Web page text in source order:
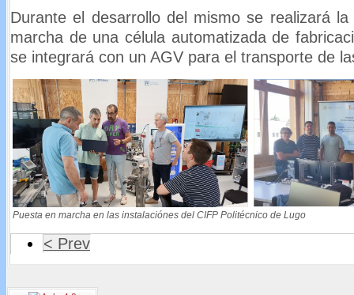
Durante el desarrollo del mismo se realizará
marcha de una célula automatizada de
se integrará con un AGV para el transporte de
Puesta en marcha en las instalaciónes del CIFP Politécnico de Lugo
< Prev